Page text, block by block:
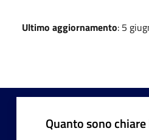
Ultimo aggiornamento: 5
Quanto sono